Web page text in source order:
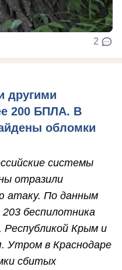
2
другими
200 БПЛА. В
обломки
системы
отразили
атаку. По данным
беспилотника
Республикой Крым и
Утром в Краснодаре
сбитых